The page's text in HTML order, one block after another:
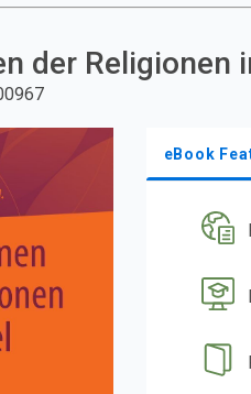
der Religionen
eBook